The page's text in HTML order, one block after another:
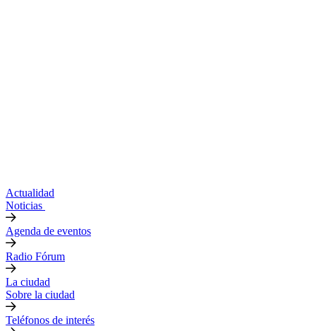
Actualidad
Noticias
Agenda de eventos
Radio Fórum
La ciudad
Sobre la ciudad
Teléfonos de interés